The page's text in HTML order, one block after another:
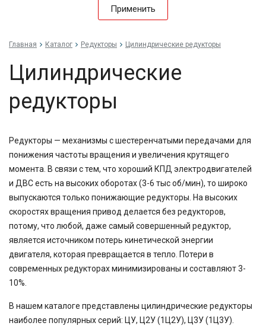
Применить
Главная Каталог Редукторы Цилиндрические редукторы
Цилиндрические
редукторы
Редукторы — механизмы с шестеренчатыми передачами для
понижения частоты вращения и увеличения крутящего
момента. В связи с тем, что хороший КПД электродвигателей
и ДВС есть на высоких оборотах (3-6 тыс об/мин), то широко
выпускаются только понижающие редукторы. На высоких
скоростях вращения привод делается без редукторов,
потому, что любой, даже самый совершенный редуктор,
является источником потерь кинетической энергии
двигателя, которая превращается в тепло. Потери в
современных редукторах минимизированы и составляют 3-
10%.
В нашем каталоге представлены цилиндрические редукторы
наиболее популярных серий: ЦУ, Ц2У (1Ц2У), Ц3У (1Ц3У).